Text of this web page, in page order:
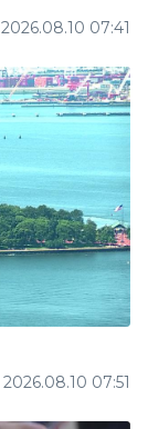
2026.08.10 07:41
2026.08.10 07:51